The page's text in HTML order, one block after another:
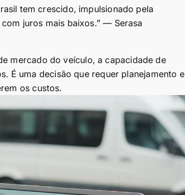
tem crescido, impulsionado pela
juros mais baixos.” — Serasa
mercado do veículo, a capacidade de
É uma decisão que requer planejamento e
os custos.